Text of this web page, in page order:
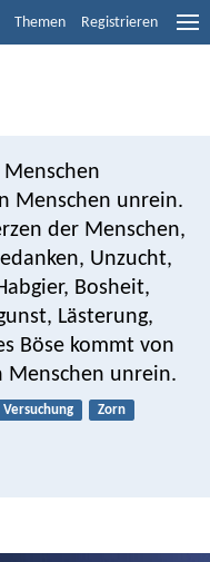
Themen Registrieren
Menschen unrein.
der Menschen,
Unzucht,
Bosheit,
Lästerung,
Böse kommt von
Menschen unrein.
Versuchung
Zorn